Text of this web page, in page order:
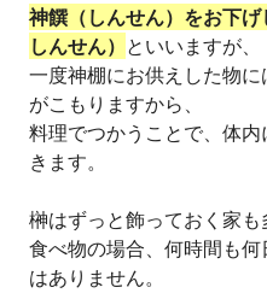
神饌（しんせん）をお下
しんせん） といいますが、
一度神棚にお供えした物に
がこもりますから、
料理でつかうことで、体
きます。
榊はずっと飾っておく家も
食べ物の場合、何時間も
はありません。